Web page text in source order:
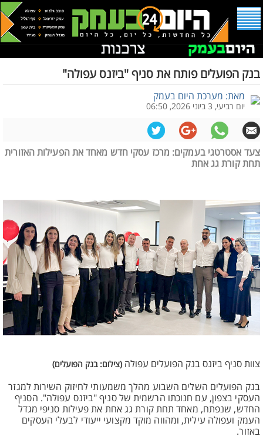
בנק הפועלים פותח את סניף "ביזנס עפולה"
מאת: מערכת היום בעמק
יום רביעי, 3 ביוני 2026, 06:50
צעד אסטרטגי בעמקים: מרכז עסקי חדש מאחד את הפעילות האזורית
תחת קורת גג אחת
צוות סניף ביזנס בנק הפועלים עפולה (צילום: בנק הפועלים)
בנק הפועלים השלים השבוע מהלך משמעותי לחיזוק השירות למגזר
העסקי בצפון, עם חנוכתו הרשמית של סניף "ביזנס עפולה". הסניף
החדש, שנפתח, מאחד תחת קורת גג אחת את פעילות סניפי מגדל
העמק ועפולה עילית, ומהווה מוקד מקצועי ייעודי לבעלי העסקים
באזור.